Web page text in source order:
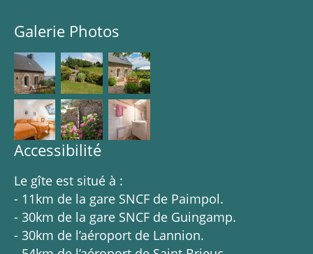
Galerie Photos
Accessibilité
Le gîte est situé à :
- 11km de la gare SNCF de Paimpol.
- 30km de la gare SNCF de Guingamp.
- 30km de l’aéroport de Lannion.